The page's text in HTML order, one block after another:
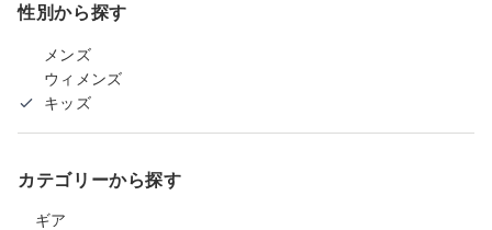
性別から探す
メンズ
ウィメンズ
キッズ
カテゴリーから探す
ギア